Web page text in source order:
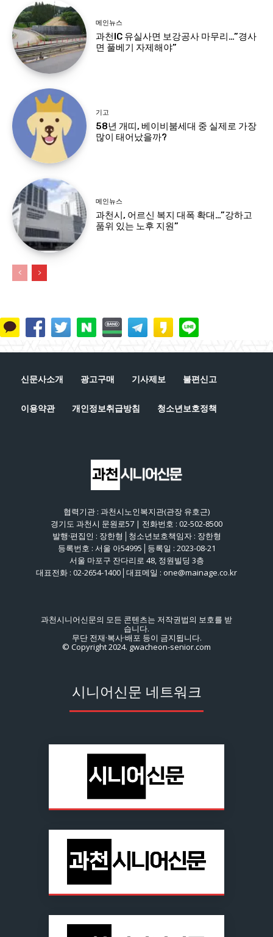
메인뉴스
과천IC 유실사면 보강공사 마무리…”경사
면 풀베기 자제해야”
기고
58년 개띠, 베이비붐세대 중 실제로 가장
많이 태어났을까?
메인뉴스
과천시, 어르신 복지 대폭 확대…”강하고
품위 있는 노후 지원”
신문사소개 광고구매 기사제보 불편신고
이용약관 개인정보취급방침 청소년보호정책
협력기관 : 과천시노인복지관(관장 유호근)
경기도 과천시 문원로57 | 전화번호 : 02-502-8500
발행·편집인 : 장한형│청소년보호책임자 : 장한형
등록번호 : 서울 아54995│등록일 : 2023-08-21
서울 마포구 잔다리로 48, 정원빌딩 3층
대표전화 : 02-2654-1400│대표메일 : one@mainage.co.kr
과천시니어신문의 모든 콘텐츠는 저작권법의 보호를 받
습니다.
무단 전재·복사·배포 등이 금지됩니다.
© Copyright 2024. gwacheon-senior.com
시니어신문 네트워크